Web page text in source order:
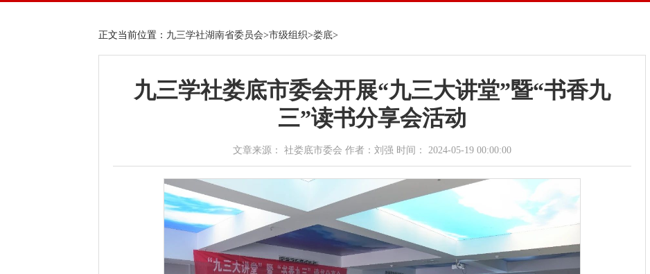
当前位置： 九三学社湖南省委员会>市级组织>娄底>
正文
九三学社娄底市委会开展“九三大讲堂”暨“书香九
三”读书分享会活动
文章来源： 社娄底市委会 作者：刘强 时间： 2024-05-19 00:00:00